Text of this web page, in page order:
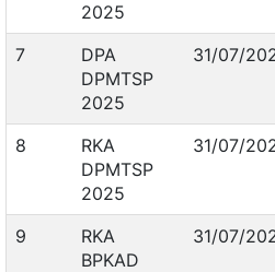
2025
7
DPA
DPMTSP
2025
31/07/
8
RKA
DPMTSP
2025
31/07/
9
RKA
BPKAD
31/07/